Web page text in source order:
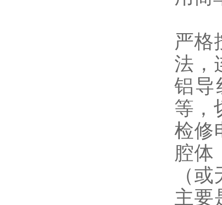
严格
法，
铝导
等，
检修
腔体
（
主要